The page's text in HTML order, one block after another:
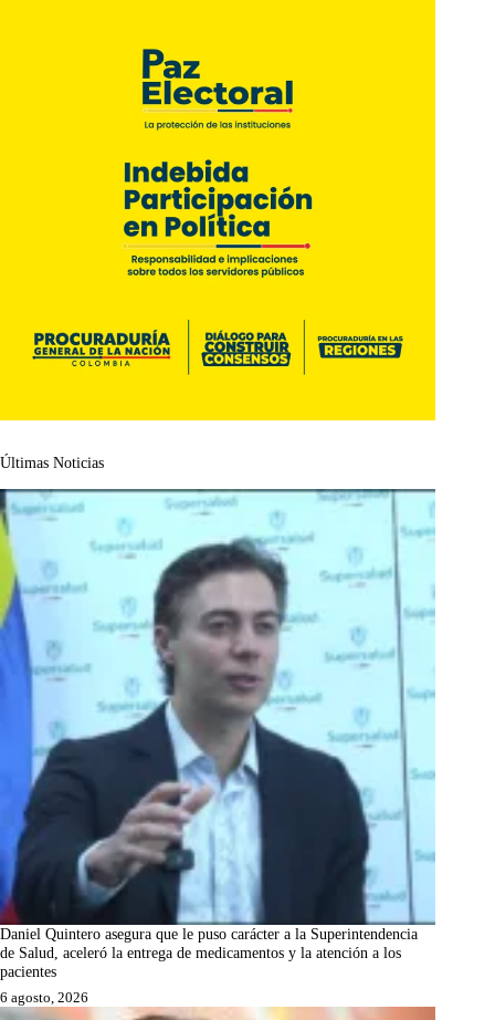
Últimas Noticias
Daniel Quintero asegura que le puso carácter a la Superintendencia
de Salud, aceleró la entrega de medicamentos y la atención a los
pacientes
6 agosto, 2026